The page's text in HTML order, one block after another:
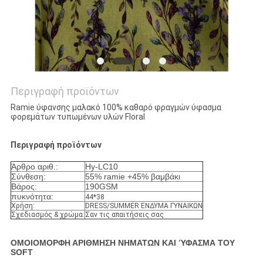
Περιγραφή προϊόντων
Ramie ύφανσης μαλακό 100% καθαρό φραγμών ύφασμα
φορεμάτων τυπωμένων υλών Floral
Περιγραφή προϊόντων
Άρθρο αριθ.:
Hy-LC10
Σύνθεση:
55% ramie +45% βαμβάκι
Βάρος:
190GSM
πυκνότητα:
44*38
Χρήση:
DRESS/SUMMER ΕΝΔΥΜΑ ΓΥΝΑΙΚΩΝ
Σχεδιασμός & χρώμα: Σαν τις απαιτήσεις σας
ΟΜΟΙΟΜΟΡΦΗ ΑΡΙΘΜΗΣΗ ΝΗΜΑΤΩΝ ΚΑΙ ΎΦΑΣΜΑ ΤΟΥ
SOFT